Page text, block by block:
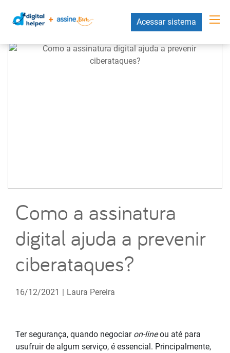
Acessar sistema
Como a assinatura
digital ajuda a prevenir
ciberataques?
16/12/2021 | Laura Pereira
Ter segurança, quando negociar on-lineou até para
usufruir de algum serviço, é essencial. Principalmente,